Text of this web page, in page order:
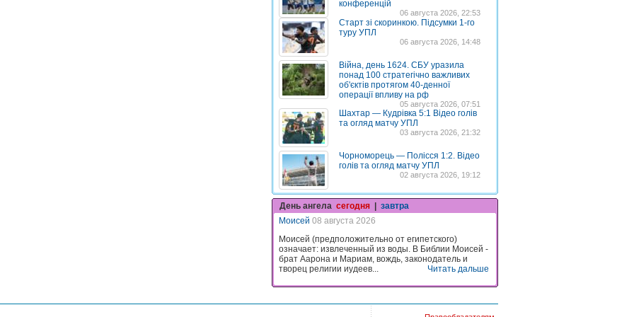
конференцій
06 августа 2026, 22:53
Старт зі скоринкою. Підсумки 1-го
туру УПЛ
06 августа 2026, 14:48
Війна, день 1624. СБУ уразила
понад 100 стратегічно важливих
об'єктів протягом 40-денної
операції впливу на рф
05 августа 2026, 07:51
Шахтар — Кудрівка 5:1 Відео голів
та огляд матчу УПЛ
03 августа 2026, 21:32
Чорноморець — Полісся 1:2. Відео
голів та огляд матчу УПЛ
02 августа 2026, 19:12
День ангела сегодня
завтра
Моисей 08 августа 2026
Моисей (предположительно от египетского)
означает: извлеченный из воды. В Библии Моисей -
брат Аарона и Мариам, вождь, законодатель и
творец религии иудеев...
Читать дальше